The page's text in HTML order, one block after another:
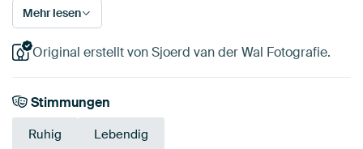
Mehr lesen
Original erstellt von Sjoerd van der Wal Fotografie.
Stimmungen
Ruhig Lebendig